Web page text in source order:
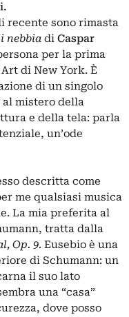
recente sono rimasta
nebbia di Caspar
per la prima
di New York. È
di un singolo
al mistero della
e della tela: parla
un’ode
descritta come
me qualsiasi musica
La mia preferita al
tratta dalla
Op. 9. Eusebio è una
di Schumann: un
il suo lato
una “casa”
dove posso